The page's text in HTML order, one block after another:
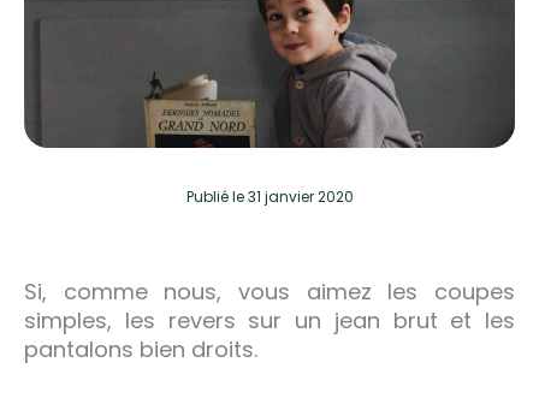
Publiéle 31 janvier 2020
Si, comme nous, vous aimez les coupes
simples, les revers sur un jean brut et les
pantalons bien droits.